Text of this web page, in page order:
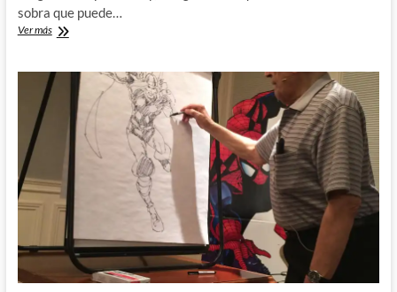
sobra que puede…
Ver másAvengers
se
encargue
Wakanda